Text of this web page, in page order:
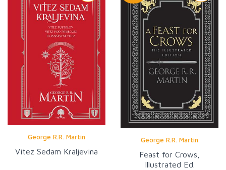
George R.R. Martin
Vitez Sedam Kraljevina
George R.R. Martin
Feast for Crows,
Illustrated Ed.